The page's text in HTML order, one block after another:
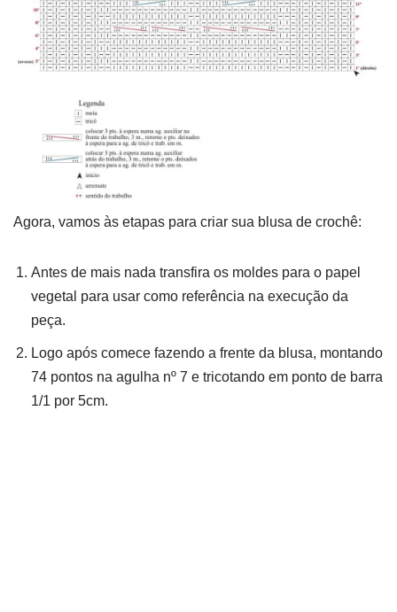
Agora, vamos às etapas para criar sua blusa de crochê:
Antes de mais nada transfira os moldes para o papel
vegetal para usar como referência na execução da
peça.
Logo após comece fazendo a frente da blusa, montando
74 pontos na agulha nº 7 e tricotando em ponto de barra
1/1 por 5cm.